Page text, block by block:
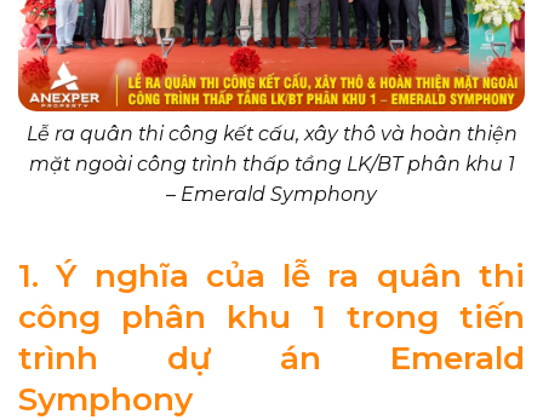
Lễ ra quân thi công kết cấu, xây thô và hoàn thiện
mặt ngoài công trình thấp tầng LK/BT phân khu 1
– Emerald Symphony
1. Ý nghĩa của lễ ra quân thi
công phân khu 1 trong tiến
trình dự án Emerald
Symphony